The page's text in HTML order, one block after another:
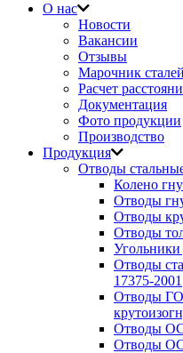
О нас
Новости
Вакансии
Отзывы
Марочник сталей
Расчет
Документация
Фото продукции
Производство
Продукция
Отводы
Колено
Отводы
Отводы
Отводы
Угольники
Отводы
17375-2001
Отводы
Отводы
Отводы